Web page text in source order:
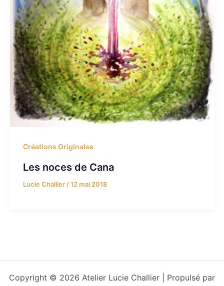
Créations Originales
Les noces de Cana
Lucie Challier /12 mai 2018
Copyright © 2026 Atelier Lucie Challier | Propulsé par